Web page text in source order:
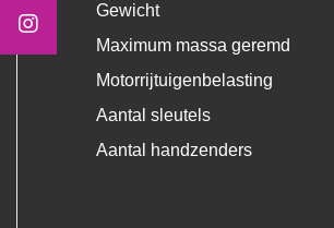
Gewicht
Maximum massa geremd
Motorrijtuigenbelasting
Aantal sleutels
Aantal handzenders